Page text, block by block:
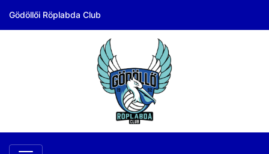
Gödöllői Röplabda Club